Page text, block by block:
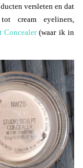
versleten en dat
cream eyeliners,
Concealer(waar ik in